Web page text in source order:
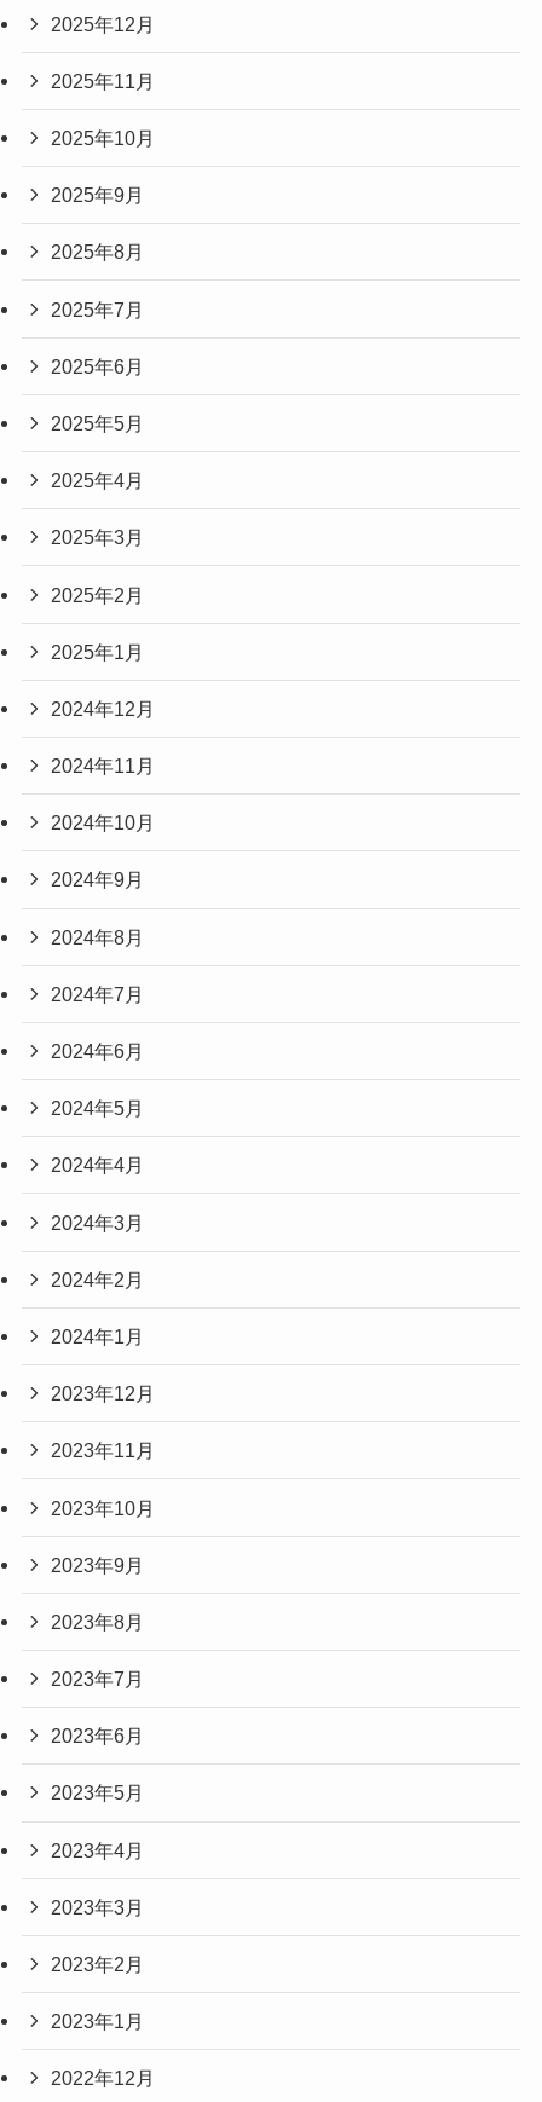
2025年12月
2025年11月
2025年10月
2025年9月
2025年8月
2025年7月
2025年6月
2025年5月
2025年4月
2025年3月
2025年2月
2025年1月
2024年12月
2024年11月
2024年10月
2024年9月
2024年8月
2024年7月
2024年6月
2024年5月
2024年4月
2024年3月
2024年2月
2024年1月
2023年12月
2023年11月
2023年10月
2023年9月
2023年8月
2023年7月
2023年6月
2023年5月
2023年4月
2023年3月
2023年2月
2023年1月
2022年12月